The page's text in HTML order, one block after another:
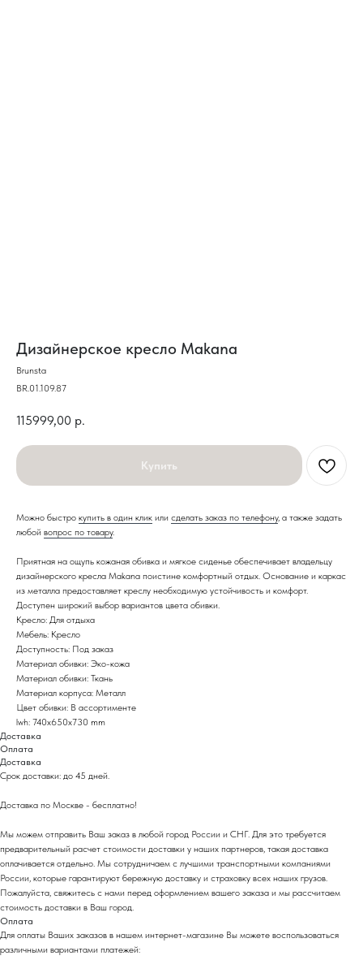
Дизайнерское кресло Makana
Brunsta
BR.01.109.87
115999,00 р.
Купить
Можно быстро купить в один клик или сделать заказ по телефону, а также задать
любой вопрос по товару.
Приятная на ощупь кожаная обивка и мягкое сиденье обеспечивает владельцу
дизайнерского кресла Makana поистине комфортный отдых. Основание и каркас
из металла предоставляет креслу необходимую устойчивость и комфорт.
Доступен широкий выбор вариантов цвета обивки.
Кресло: Для отдыха
Мебель: Кресло
Доступность: Под заказ
Материал обивки: Эко-кожа
Материал обивки: Ткань
Материал корпуса: Металл
Цвет обивки: В ассортименте
lwh: 740x650x730 mm
Доставка
Оплата
Доставка
Срок доставки: до 45 дней.
Доставка по Москве - бесплатно!
Мы можем отправить Ваш заказ в любой город России и СНГ. Для это требуется
предварительный расчет стоимости доставки у наших партнеров, такая доставка
оплачивается отдельно. Мы сотрудничаем с лучшими транспортными компаниями
России, которые гарантируют бережную доставку и страховку всех наших грузов.
Пожалуйста, свяжитесь с нами перед оформлением вашего заказа и мы рассчитаем
стоимость доставки в Ваш город.
Оплата
Для оплаты Ваших заказов в нашем интернет-магазине Вы можете воспользоваться
различными вариантами платежей: